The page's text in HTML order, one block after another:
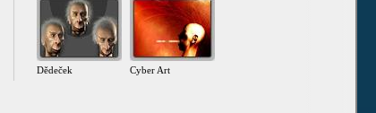
Dědeček Cyber Art